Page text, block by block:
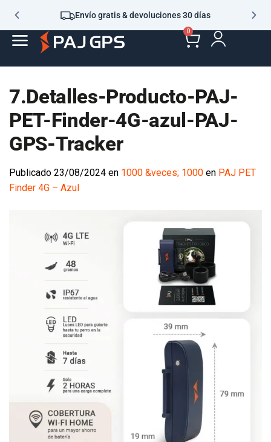
Envío gratis & devoluciones 30 días
0
7.Detalles-Producto-PAJ-
PET-Finder-4G-azul-PAJ-
GPS-Tracker
Publicado 23/08/2024 en 1000 &veces; 1000 en PAJ PET
Finder 4G – Azul